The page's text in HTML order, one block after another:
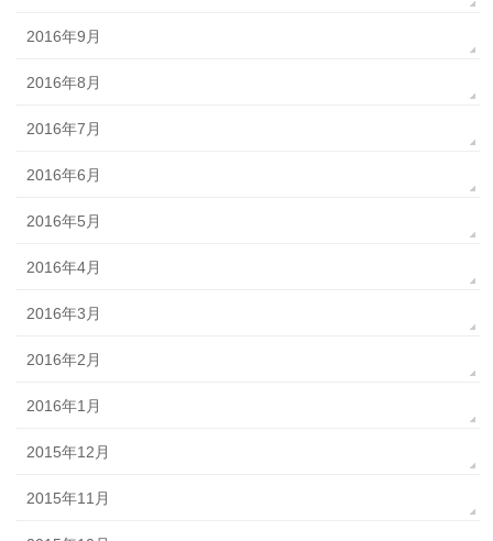
2016年9月
2016年8月
2016年7月
2016年6月
2016年5月
2016年4月
2016年3月
2016年2月
2016年1月
2015年12月
2015年11月